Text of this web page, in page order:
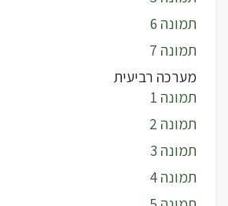
תמונה 6
תמונה 7
מערכה רביעית
תמונה 1
תמונה 2
תמונה 3
תמונה 4